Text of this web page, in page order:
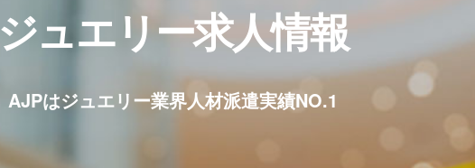
ジュエリー求人情報
AJPはジュエリー業界人材派遣実績NO.1